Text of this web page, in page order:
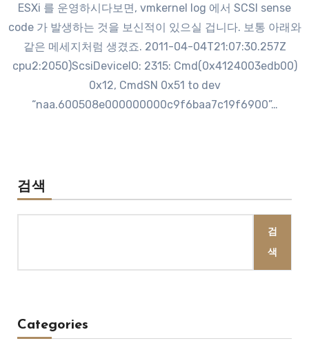
ESXi 를 운영하시다보면, vmkernel log 에서 SCSI sense
code 가 발생하는 것을 보신적이 있으실 겁니다. 보통 아래와
같은 메세지처럼 생겼죠. 2011-04-04T21:07:30.257Z
cpu2:2050)ScsiDeviceIO: 2315: Cmd(0x4124003edb00)
0x12, CmdSN 0x51 to dev
“naa.600508e000000000c9f6baa7c19f6900”…
검색
검
색
Categories